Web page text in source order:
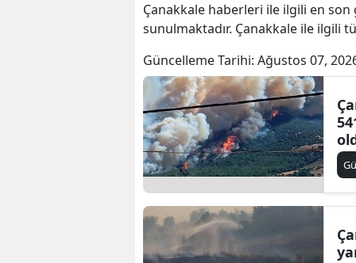
Çanakkale haberleri ile ilgili en
sunulmaktadır. Çanakkale ile ilgili
Güncelleme Tarihi: Ağustos 07,